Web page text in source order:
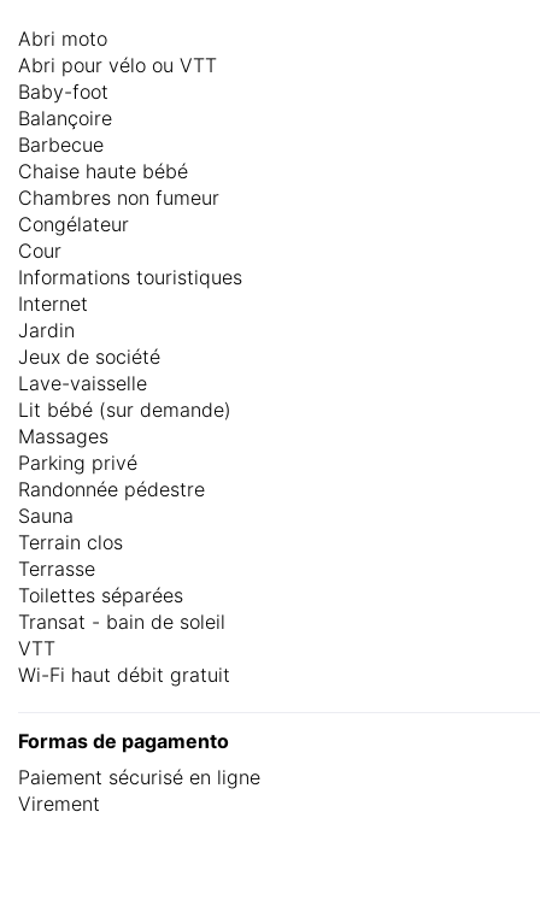
Abri moto
Abri pour vélo ou VTT
Baby-foot
Balançoire
Barbecue
Chaise haute bébé
Chambres non fumeur
Congélateur
Cour
Informations touristiques
Internet
Jardin
Jeux de société
Lave-vaisselle
Lit bébé (sur demande)
Massages
Parking privé
Randonnée pédestre
Sauna
Terrain clos
Terrasse
Toilettes séparées
Transat - bain de soleil
VTT
Wi-Fi haut débit gratuit
Formas de pagamento
Paiement sécurisé en ligne
Virement